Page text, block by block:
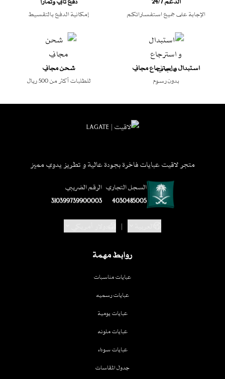
الإجابة على جميع استفساراتكم إمكانية الدفع بالتقسيط
استبدال و استرجاع مجاني
بدون رسوم
شحن مجاني
للطلبات أكثر من 500 ريال
روابط مهمة
عبايات مناسبات
عبايات رسميه
عبايات يومية
عبايات ملونه
عبايات سوداء
جدول المقاسات
متجر لاقيت عبايات فاخرة بجودة عالية و تطريز يدوي مميز
السجل التجاري
4030485005
الرقم الضريبي
310399739900003
|